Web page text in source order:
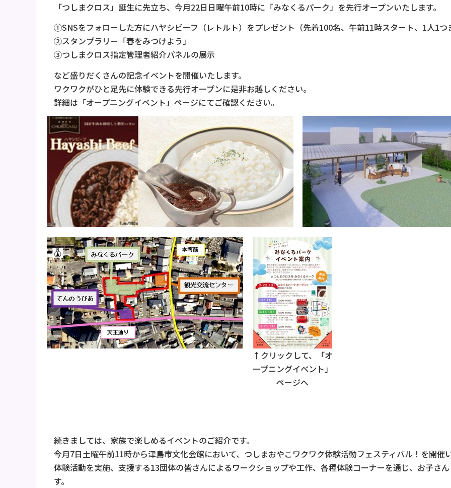
「つしまクロス」誕生に先立ち、今月22日日曜午前10時に「みなくるパーク」を先行オープンいたします。
①SNSをフォローした方にハヤシビーフ（レトルト）をプレゼント（先着100名、午前11時スタート、1人1つ
②スタンプラリー「春をみつけよう」
③つしまクロス指定管理者紹介パネルの展示
など盛りだくさんの記念イベントを開催いたします。
ワクワクがひと足先に体験できる先行オープンに是非お越しください。
詳細は「オープニングイベント」ページにてご確認ください。
↑クリックして、「オ
ープニングイベント」
ページへ
続きましては、家族で楽しめるイベントのご紹介です。
今月7日土曜午前11時から津島市文化会館において、つしまおやこワクワク体験活動フェスティバル！を開催
体験活動を実施、支援する13団体の皆さんによるワークショップや工作、各種体験コーナーを通じ、お子さ
す。